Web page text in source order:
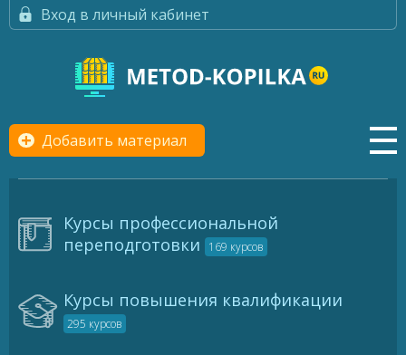
Вход в личный кабинет
Добавить материал
Курсы профессиональной
переподготовки
169 курсов
Курсы повышения квалификации
295 курсов